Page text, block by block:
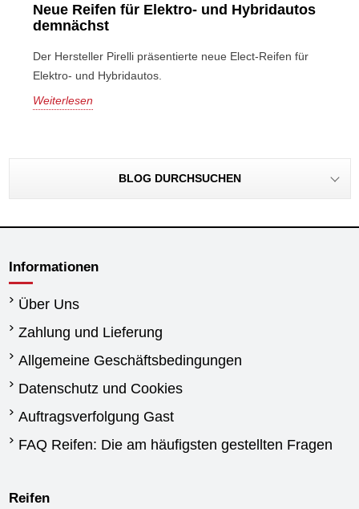
Neue Reifen für Elektro- und Hybridautos
demnächst
Der Hersteller Pirelli präsentierte neue Elect-Reifen für
Elektro- und Hybridautos.
Weiterlesen
BLOG DURCHSUCHEN
Informationen
Über Uns
Zahlung und Lieferung
Allgemeine Geschäftsbedingungen
Datenschutz und Cookies
Auftragsverfolgung Gast
FAQ Reifen: Die am häufigsten gestellten Fragen
Reifen